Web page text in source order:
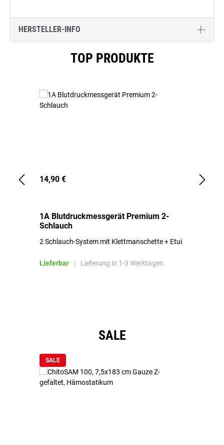
HERSTELLER-INFO
TOP PRODUKTE
14,90 €
1A Blutdruckmessgerät Premium 2-
Schlauch
2 Schlauch-System mit Klettmanschette + Etui
Lieferbar | Lieferung in 1-3 Werktagen.
SALE
SALE